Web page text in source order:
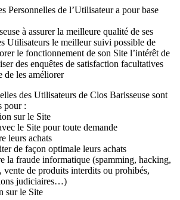
Personnelles de l’Utilisateur a pour base
à assurer la meilleure qualité de ses
Utilisateurs le meilleur suivi possible de
le fonctionnement de son Site l’intérêt de
des enquêtes de satisfaction facultatives
de les améliorer
des Utilisateurs de Clos Barisseuse sont
pour :
sur le Site
le Site pour toute demande
leurs achats
de façon optimale leurs achats
la fraude informatique (spamming, hacking,
vente de produits interdits ou prohibés,
judiciaires…)
sur le Site